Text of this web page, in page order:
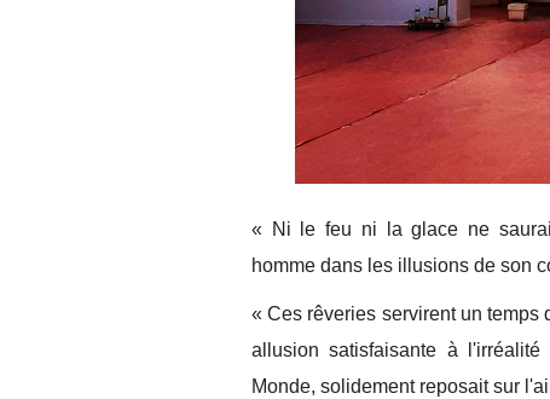
« Ni le feu ni la glace ne
homme dans les illusions de son
« Ces rêveries servirent un
allusion satisfaisante à
Monde, solidement reposait sur